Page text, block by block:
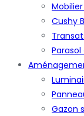
Cushy
Gazon